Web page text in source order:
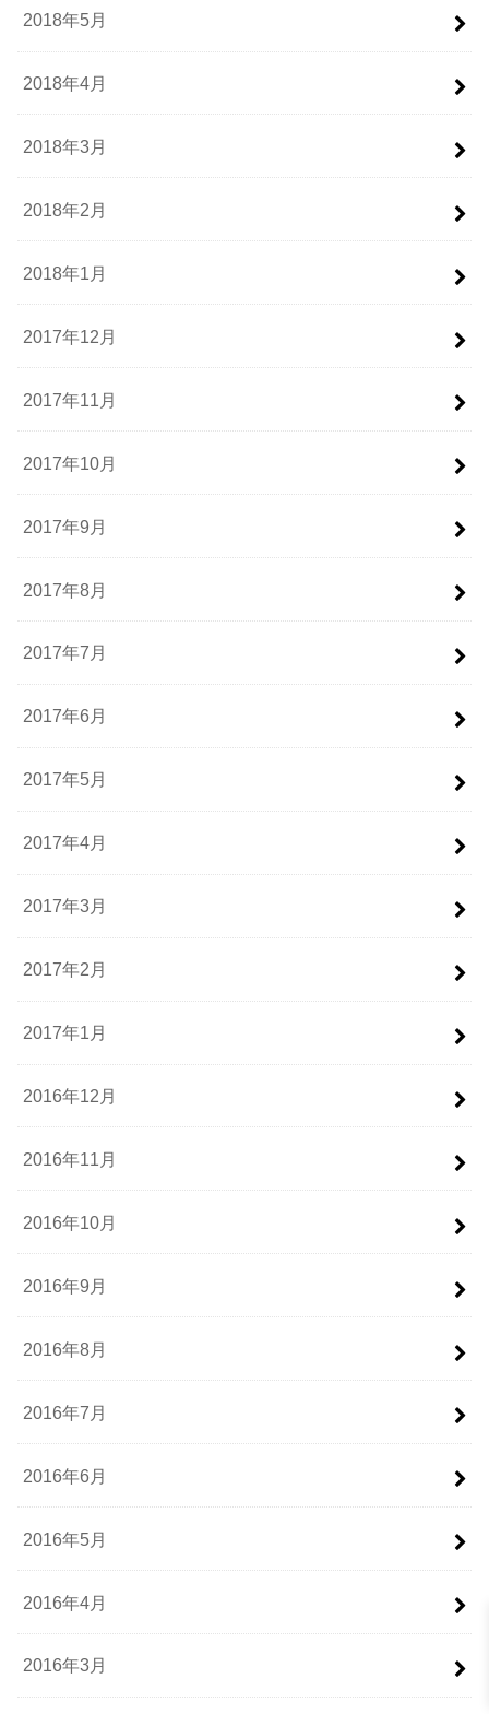
2018年5月
2018年4月
2018年3月
2018年2月
2018年1月
2017年12月
2017年11月
2017年10月
2017年9月
2017年8月
2017年7月
2017年6月
2017年5月
2017年4月
2017年3月
2017年2月
2017年1月
2016年12月
2016年11月
2016年10月
2016年9月
2016年8月
2016年7月
2016年6月
2016年5月
2016年4月
2016年3月